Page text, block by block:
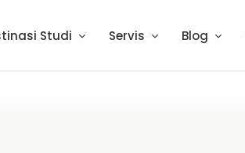
Studi Servis Blog